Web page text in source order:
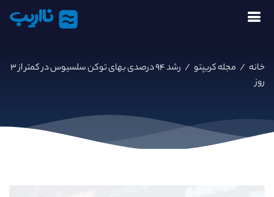
نااریب
خانه / مجله کریپتو /
رشد ۹۴ درصدی بهای توکن سلسیوس در کمتر از ۳
روز